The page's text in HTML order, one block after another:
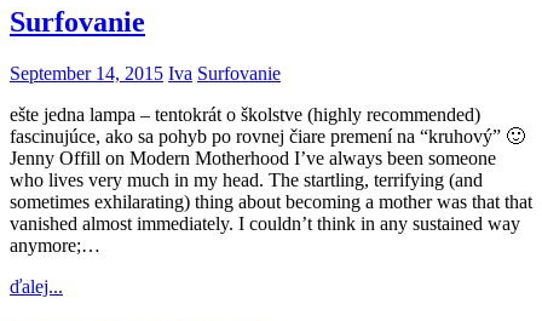
Surfovanie
September 14, 2015 Iva Surfovanie
ešte jedna lampa – tentokrát o školstve (highly recommended)
fascinujúce, ako sa pohyb po rovnej čiare premení na “kruhový” 🙂
Jenny Offill on Modern Motherhood I’ve always been someone
who lives very much in my head. The startling, terrifying (and
sometimes exhilarating) thing about becoming a mother was that that
vanished almost immediately. I couldn’t think in any sustained way
anymore;…
ďalej...